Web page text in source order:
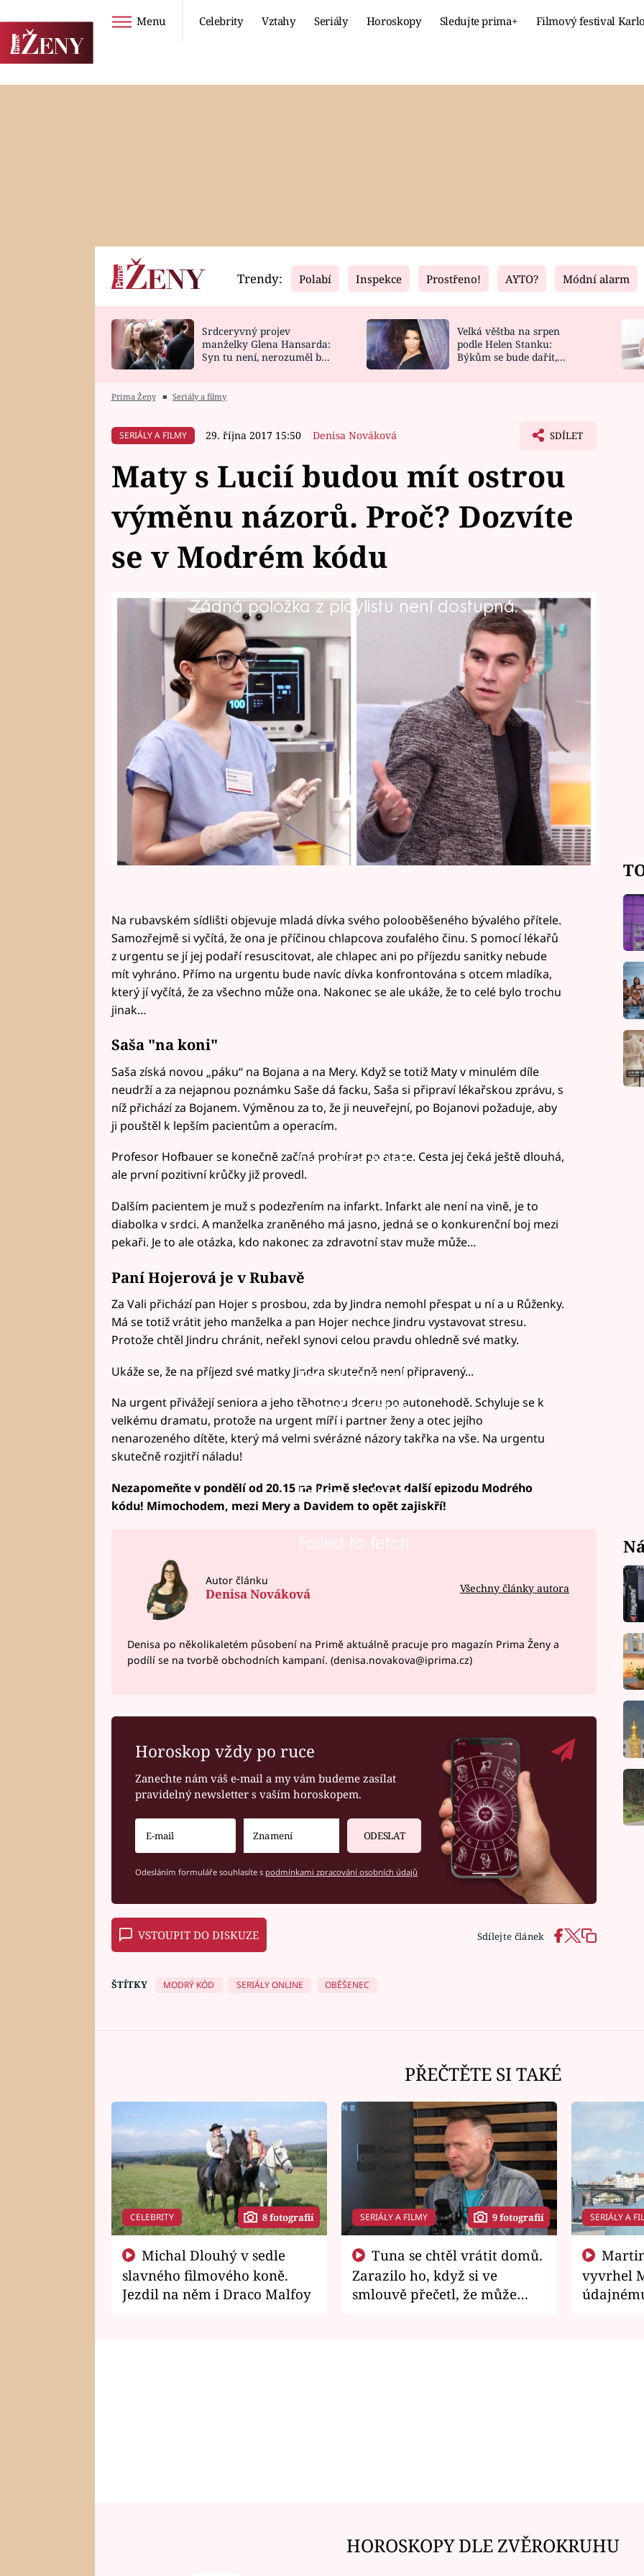
Menu Celebrity Vztahy Seriály Horoskopy Sledujte prima+ Filmový festival
Horoskopy
HOROSKOP NA
Video
CELEBRITY
VAŘENÍ
Fresh
NOVINKY
VIDEORECEPTY
Living
DESIGN
Trendy: Polabí Inspekce Prostřeno! AYTO? Módní alarm
Srdceryvný projev
manželky Glena Hansarda:
Syn tu není, nerozuměl by
Velká věštba na srpen
podle Helen Stanku:
Býkům se bude dařit,
Prima Ženy ■ Seriály a filmy
SERIÁLY A FILMY 29. října 2017 15:50 Denisa Nováková SDÍLET
Maty s Lucií budou mít ostrou
výměnu názorů. Proč? Dozvíte
se v Modrém kódu
Žádná položka z playlistu není dostupná.
Lucie i Maty jsou oba relativně nekonfliktní. To se ovšem mění s
příjezdem mladé těhotné pacientky, na jejíž léčbu mají každý
diametrálně odlišný názor.
Na rubavském sídlišti objevuje mladá dívka svého polooběšeného bývalého přítele.
Samozřejmě si vyčítá, že ona je příčinou chlapcova zoufalého činu. S pomocí lékařů
z urgentu se jí jej podaří resuscitovat, ale chlapec ani po příjezdu sanitky nebude
mít vyhráno. Přímo na urgentu bude navíc dívka konfrontována s otcem mladíka,
který jí vyčítá, že za všechno může ona. Nakonec se ale ukáže, že to celé bylo trochu
jinak…
Saša "na koni"
Saša získá novou „páku“ na Bojana a na Mery. Když se totiž Maty v minulém díle
neudrží a za nejapnou poznámku Saše dá facku, Saša si připraví lékařskou zprávu, s
níž přichází za Bojanem. Výměnou za to, že ji neuveřejní, po Bojanovi požaduje, aby
ji pouštěl k lepším pacientům a operacím.
Failed to fetch
Profesor Hofbauer se konečně začíná probírat po atace. Cesta jej čeká ještě dlouhá,
ale první pozitivní krůčky již provedl.
Dalším pacientem je muž s podezřením na infarkt. Infarkt ale není na vině, je to
diabolka v srdci. A manželka zraněného má jasno, jedná se o konkurenční boj mezi
pekaři. Je to ale otázka, kdo nakonec za zdravotní stav muže může…
Paní Hojerová je v Rubavě
Za Vali přichází pan Hojer s prosbou, zda by Jindra nemohl přespat u ní a u Růženky.
Má se totiž vrátit jeho manželka a pan Hojer nechce Jindru vystavovat stresu.
Protože chtěl Jindru chránit, neřekl synovi celou pravdu ohledně své matky.
Failed to fetch
Ukáže se, že na příjezd své matky Jindra skutečně není připravený...
Failed to fetch
Na urgent přivážejí seniora a jeho těhotnou dceru po autonehodě. Schyluje se k
velkému dramatu, protože na urgent míří i partner ženy a otec jejího
nenarozeného dítěte, který má velmi svérázné názory takřka na vše. Na urgentu
skutečně rozjitří náladu!
Failed to fetch
Nezapomeňte v pondělí od 20.15 na Primě sledovat další epizodu Modrého
kódu! Mimochodem, mezi Mery a Davidem to opět zajiskří!
Failed to fetch
Autor článku
Denisa Nováková Všechny články autora
Denisa po několikaletém působení na Primě aktuálně pracuje pro magazín Prima Ženy a
podílí se na tvorbě obchodních kampaní. (denisa.novakova@iprima.cz)
Horoskop vždy po ruce
Zanechte nám váš e-mail a my vám budeme zasílat
pravidelný newsletter s vaším horoskopem.
ODESLAT
Odesláním formuláře souhlasíte s podmínkami zpracování osobních údajů
VSTOUPIT DO DISKUZE Sdílejte článek
ŠTÍTKY MODRÝ KÓD SERIÁLY ONLINE OBĚŠENEC
PŘEČTĚTE SI TAKÉ
CELEBRITY 8 fotografií
slavného filmového koně.
Jezdil na něm i Draco Malfoy
SERIÁLY A FILMY 9 fotografií
Zarazilo ho, když si ve
smlouvě přečetl, že může
SERIÁLY A
vyvrhel
HOROSKOPY DLE ZVĚROKRUHU